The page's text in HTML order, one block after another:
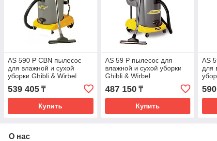
AS 590 P CBN пылесос
для влажной и сухой
уборки Ghibli & Wirbel
539 405 ₸
Купить
AS 59 P пылесос для
влажной и сухой уборки
Ghibli & Wirbel
487 150₸
Купить
AS
для
О нас